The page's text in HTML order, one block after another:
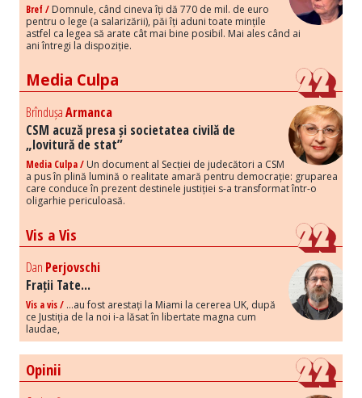
Bref / Domnule, când cineva îți dă 770 de mil. de euro
pentru o lege (a salarizării), păi îți aduni toate mințile
astfel ca legea să arate cât mai bine posibil. Mai ales când ai
ani întregi la dispoziție.
Media Culpa
BrîndușaArmanca
CSM acuză presa și societatea civilă de
„lovitură de stat”
Media Culpa / Un document al Secției de judecători a CSM
a pus în plină lumină o realitate amară pentru democrație: gruparea
care conduce în prezent destinele justiției s-a transformat într-o
oligarhie periculoasă.
Vis a Vis
Dan Perjovschi
Frații Tate...
Vis a vis / ...au fost arestați la Miami la cererea UK, după
ce Justiția de la noi i-a lăsat în libertate magna cum
laudae,
Opinii